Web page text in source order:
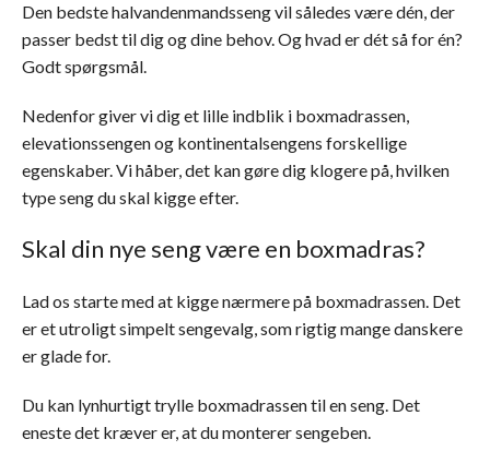
Den bedste halvandenmandsseng vil således være dén, der
passer bedst til dig og dine behov. Og hvad er dét så for én?
Godt spørgsmål.
Nedenfor giver vi dig et lille indblik i boxmadrassen,
elevationssengen og kontinentalsengens forskellige
egenskaber. Vi håber, det kan gøre dig klogere på, hvilken
type seng du skal kigge efter.
Skal din nye seng være en boxmadras?
Lad os starte med at kigge nærmere på boxmadrassen. Det
er et utroligt simpelt sengevalg, som rigtig mange danskere
er glade for.
Du kan lynhurtigt trylle boxmadrassen til en seng. Det
eneste det kræver er, at du monterer sengeben.